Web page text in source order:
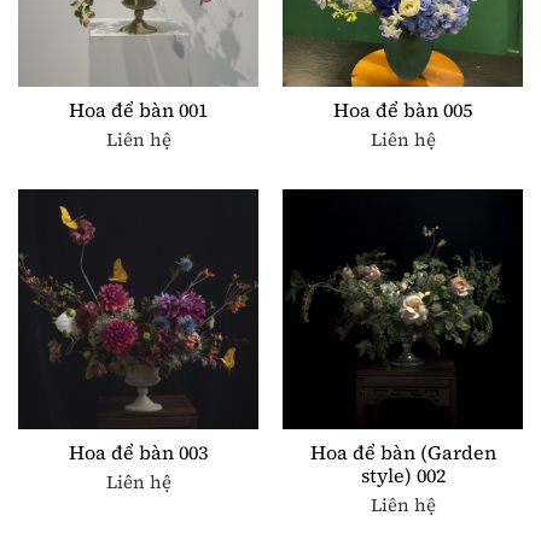
Hoa để bàn 001
Liên hệ
Hoa để bàn 005
Liên hệ
Hoa để bàn 003
Liên hệ
Hoa để bàn (Garden
style) 002
Liên hệ